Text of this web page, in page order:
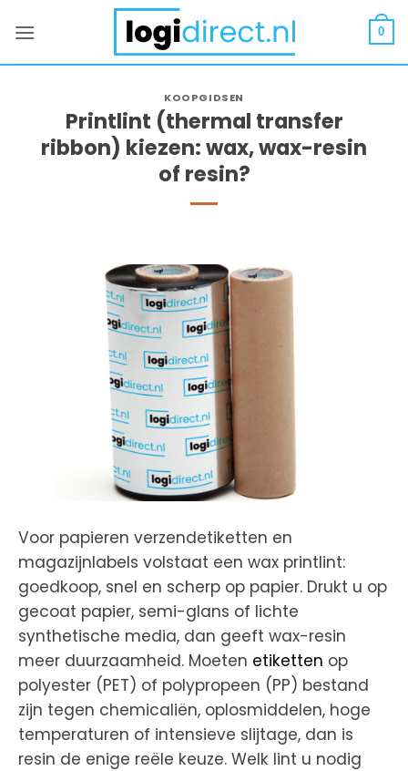
naar
0
KOOPGIDSEN
Printlint (thermal transfer
ribbon) kiezen: wax, wax-resin
of resin?
Voor papieren verzendetiketten en
magazijnlabels volstaat een wax printlint:
goedkoop, snel en scherp op papier. Drukt u op
gecoat papier, semi-glans of lichte
synthetische media, dan geeft wax-resin
meer duurzaamheid. Moeten etiketten op
polyester (PET) of polypropeen (PP) bestand
zijn tegen chemicaliën, oplosmiddelen, hoge
temperaturen of intensieve slijtage, dan is
resin de enige reële keuze. Welk lint u nodig